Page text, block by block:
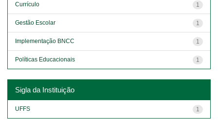
1
Currículo
1
Gestão Escolar
1
Implementação BNCC
1
Políticas Educacionais
Sigla da Instituição
1
UFFS